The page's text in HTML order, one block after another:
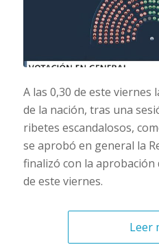
A las 0,30 de este viernes
de la nación, tras una
ribetes escandalosos,
se aprobó en general la
finalizó con la aprobación
de este viernes.
Leer